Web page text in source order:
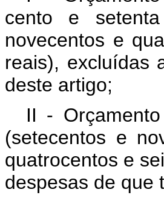
cento e
novecentos e
reais), excluídas
deste artigo;
II -
(setecentos e
quatrocentos e
despesas de que